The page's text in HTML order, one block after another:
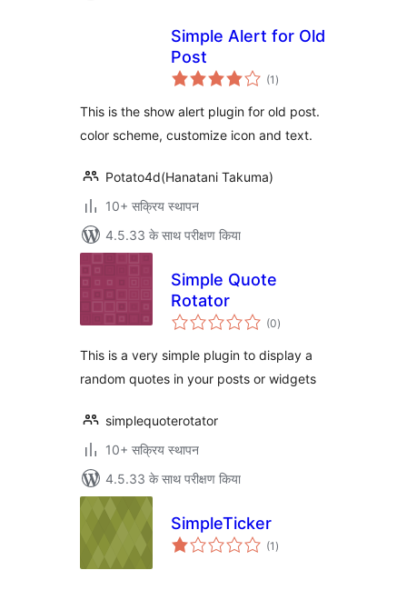
Simple Alert for Old
Post
(1 कुल
दर)
This is the show alert plugin for old post.
color scheme, customize icon and text.
Potato4d(Hanatani Takuma)
10+ सक्रिय स्थापन
4.5.33 के साथ परीक्षण किया
Simple Quote
Rotator
(0कुल
दर)
This is a very simple plugin to display a
random quotes in your posts or widgets
simplequoterotator
10+ सक्रिय स्थापन
4.5.33 के साथ परीक्षण किया
SimpleTicker
(1 कुल
दर)